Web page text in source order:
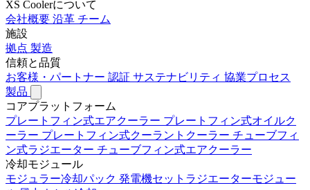
XS Coolerについて
会社概要 沿革 チーム
施設
拠点 製造
信頼と品質
お客様・パートナー 認証 サステナビリティ 協業プロセス
製品
コアプラットフォーム
プレートフィン式エアクーラー プレートフィン式オイルク
ーラー プレートフィン式クーラントクーラー チューブフィ
ン式ラジエーター チューブフィン式エアクーラー
冷却モジュール
モジュラー冷却パック 発電機セットラジエーターモジュー